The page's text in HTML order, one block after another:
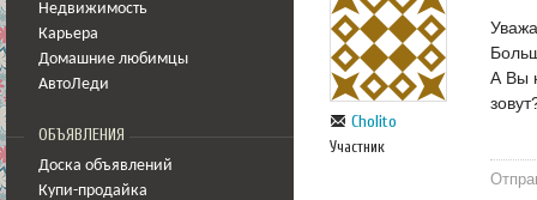
Недвижимость
Карьера
Домашние любимцы
АвтоЛеди
ОБЪЯВЛЕНИЯ
Доска объявлений
Купи-продайка
Cholito
Участник
А Вы